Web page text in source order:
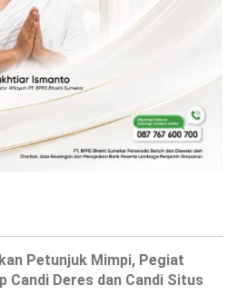
Petunjuk Mimpi, Pegiat
Candi Deres dan Candi Situs